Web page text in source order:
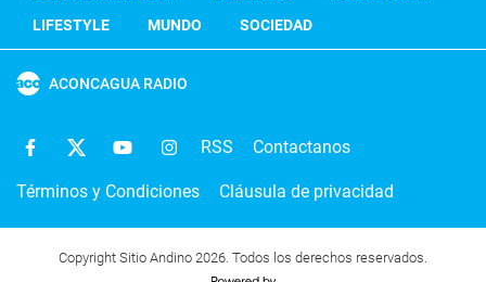
LIFESTYLE
MUNDO SOCIEDAD
ACONCAGUA RADIO
RSS Contactanos
Términos y Condiciones Cláusula de privacidad
Copyright Sitio Andino 2026. Todos los derechos reservados.